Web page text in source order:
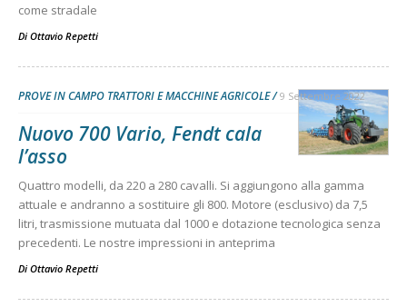
come stradale
Di Ottavio Repetti
PROVE IN CAMPO TRATTORI E MACCHINE AGRICOLE 9 Settembre 2022
Nuovo 700 Vario, Fendt cala
l’asso
Quattro modelli, da 220 a 280 cavalli. Si aggiungono alla gamma
attuale e andranno a sostituire gli 800. Motore (esclusivo) da 7,5
litri, trasmissione mutuata dal 1000 e dotazione tecnologica senza
precedenti. Le nostre impressioni in anteprima
Di Ottavio Repetti